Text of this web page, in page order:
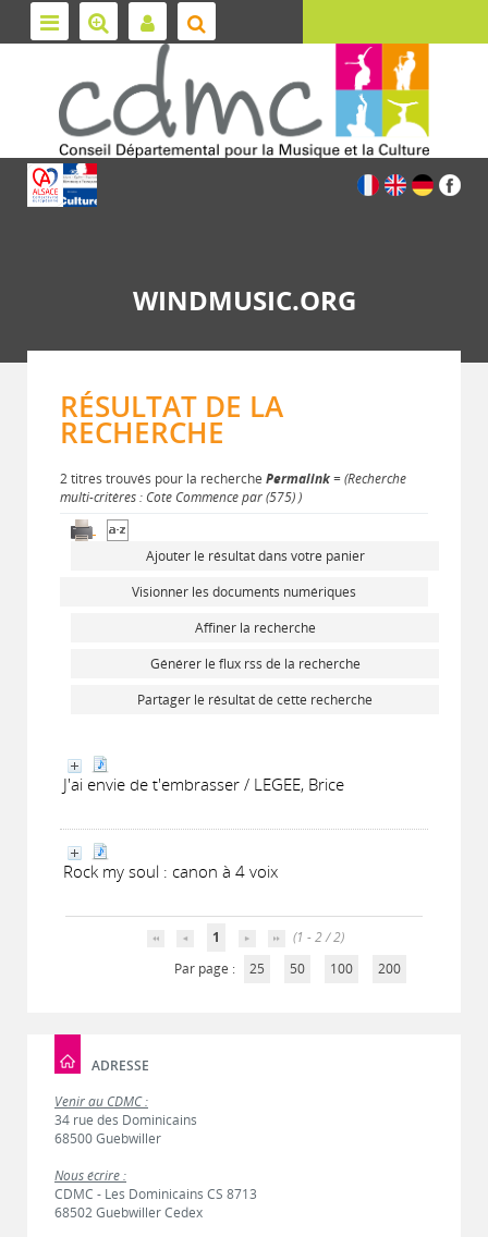
WINDMUSIC.ORG
RÉSULTAT DE LA
RECHERCHE
2 titres trouvés pour la recherche Permalink= (Recherche
multi-critères : Cote Commence par (575) )
Ajouter le résultat dans votre panier
Visionner les documents numériques
Affiner la recherche
Générer le flux rss de la recherche
Partager le résultat de cette recherche
J'ai envie de t'embrasser / LEGEE, Brice
Rock my soul : canon à 4 voix
1
(1 - 2 / 2)
Par page :
25 50 100 200
ADRESSE
Venir au CDMC :
34 rue des Dominicains
68500 Guebwiller
Nous écrire :
CDMC - Les Dominicains CS 8713
68502 Guebwiller Cedex